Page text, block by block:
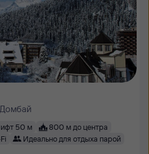
50 м
800 м до центра
Идеально для отдыха парой